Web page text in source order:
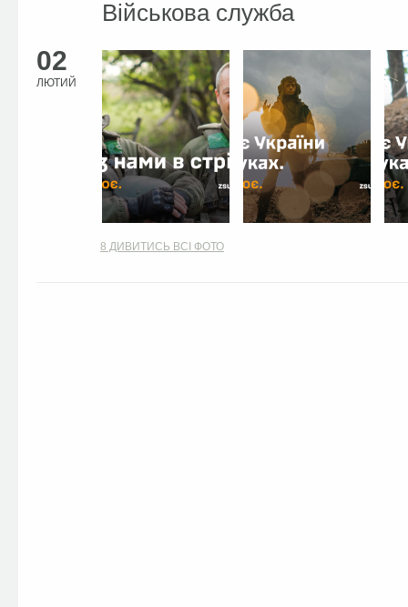
02
ЛЮТИЙ
Військова служба
8 ДИВИТИСЬ ВСІ ФОТО